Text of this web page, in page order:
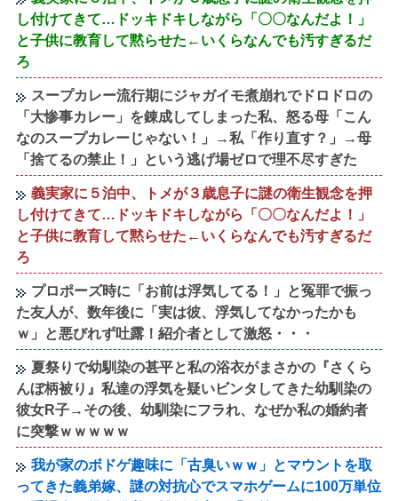
し付けてきて…ドッキドキしながら「〇〇なんだよ！」
と子供に教育して黙らせた←いくらなんでも汚すぎるだ
ろ
スープカレー流行期にジャガイモ煮崩れでドロドロの
「大惨事カレー」を錬成してしまった私、怒る母「こん
なのスープカレーじゃない！」→私「作り直す？」→母
「捨てるの禁止！」という逃げ場ゼロで理不尽すぎた
義実家に５泊中、トメが３歳息子に謎の衛生観念を押
し付けてきて…ドッキドキしながら「〇〇なんだよ！」
と子供に教育して黙らせた←いくらなんでも汚すぎるだ
ろ
プロポーズ時に「お前は浮気してる！」と冤罪で振っ
た友人が、数年後に「実は彼、浮気してなかったかも
ｗ」と悪びれず吐露！紹介者として激怒・・・
夏祭りで幼馴染の甚平と私の浴衣がまさかの『さくら
んぼ柄被り』私達の浮気を疑いビンタしてきた幼馴染の
彼女R子→その後、幼馴染にフラれ、なぜか私の婚約者
に突撃ｗｗｗｗｗ
我が家のボドゲ趣味に「古臭いｗｗ」とマウントを取
ってきた義弟嫁、謎の対抗心でスマホゲームに100万単位